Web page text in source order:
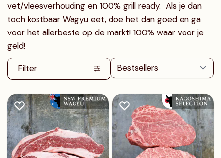
vet/vleesverhouding en 100% grill ready. Als je dan
toch kostbaar Wagyu eet, doe het dan goed en ga
voor het allerbeste op de markt! 100% waar voor je
geld!
Filter